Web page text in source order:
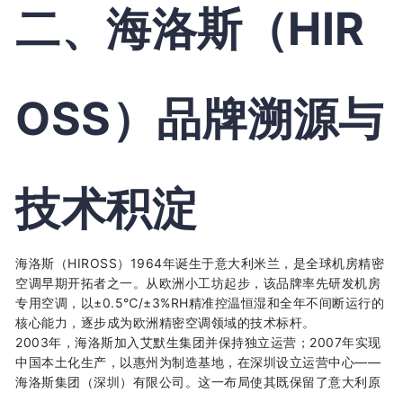
二、海洛斯（HIR
OSS）品牌溯源与
技术积淀
海洛斯（HIROSS）1964年诞生于意大利米兰，是全球机房精密
空调早期开拓者之一。从欧洲小工坊起步，该品牌率先研发机房
专用空调，以±0.5℃/±3%RH精准控温恒湿和全年不间断运行的
核心能力，逐步成为欧洲精密空调领域的技术标杆。
2003年，海洛斯加入艾默生集团并保持独立运营；2007年实现
中国本土化生产，以惠州为制造基地，在深圳设立运营中心——
海洛斯集团（深圳）有限公司。这一布局使其既保留了意大利原